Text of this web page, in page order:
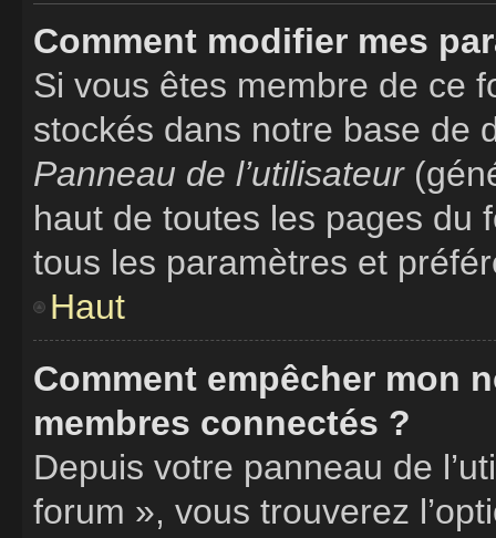
Comment modifier mes
Si vous êtes membre de ce
stockés dans notre base de
Panneau de l’utilisateur
haut de toutes les pages du
tous les paramètres et
Haut
Comment empêcher mon
membres connectés ?
Depuis votre panneau de
forum », vous trouverez